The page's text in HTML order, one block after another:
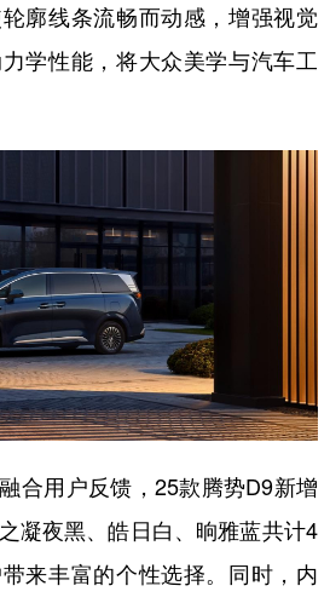
廓线条流畅而动感，增强视觉
学性能，将大众美学与汽车工
合用户反馈，25款腾势D9新增
凝夜黑、皓日白、晌雅蓝共计4
来丰富的个性选择。同时，内